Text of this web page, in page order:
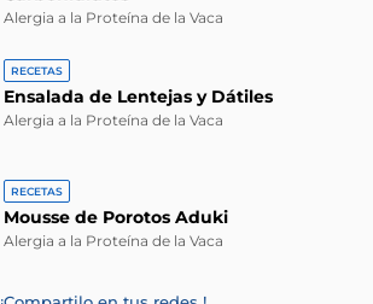
Alergia a la Proteína de la Vaca
RECETAS
Ensalada de Lentejas y Dátiles
Alergia a la Proteína de la Vaca
RECETAS
Mousse de Porotos Aduki
Alergia a la Proteína de la Vaca